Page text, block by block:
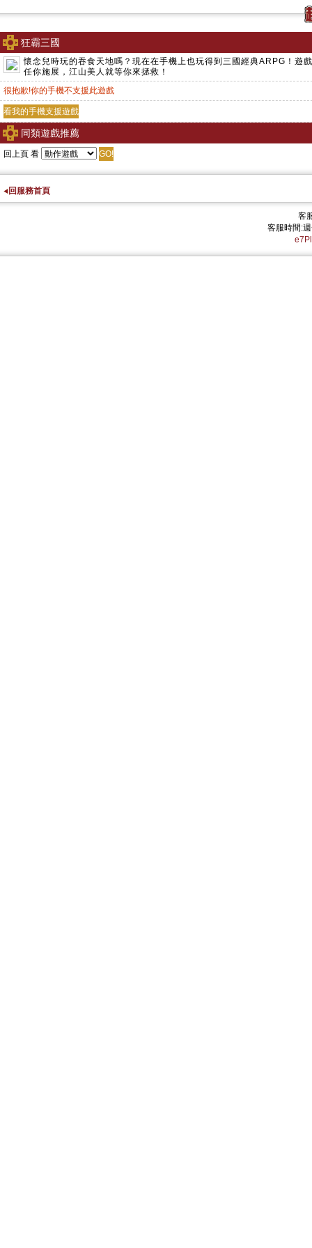
狂霸三國
懷念兒時玩的吞食天地嗎？現在在手機上也玩得到三國經典ARPG！遊
任你施展，江山美人就等你來拯救！
很抱歉!你的手機不支援此遊戲
同類遊戲推薦
回上頁 看
回服務首頁
客
客服時間: